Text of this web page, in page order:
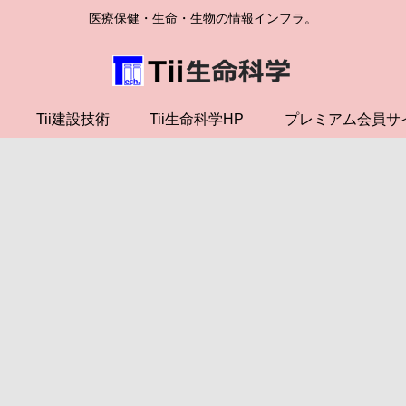
医療保健・生命・生物の情報インフラ。
Tii建設技術 Tii生命科学HP プレミアム会員サ